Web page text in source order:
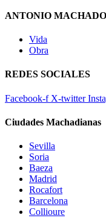
ANTONIO MACHADO
Vida
Obra
REDES SOCIALES
Facebook-f X-twitter
Ciudades Machadianas
Sevilla
Soria
Baeza
Madrid
Rocafort
Barcelona
Collioure